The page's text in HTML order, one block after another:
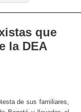
que
la DEA
de sus familiares,